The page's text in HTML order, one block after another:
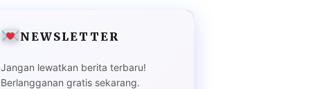
NEWSLETTER
Jangan lewatkan berita terbaru!
Berlangganan gratis sekarang.